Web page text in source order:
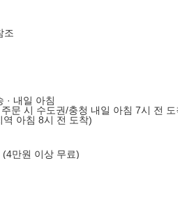
조
· 내일 아침
문 시 수도권/충청 내일 아침 7시 전 도
역 아침 8시 전 도착)
만원 이상 무료)